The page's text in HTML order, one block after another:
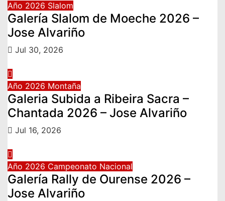
Año 2026 Slalom
Galería Slalom de Moeche 2026 –
Jose Alvariño
Jul 30, 2026
Año 2026 Montaña
Galeria Subida a Ribeira Sacra –
Chantada 2026 – Jose Alvariño
Jul 16, 2026
Año 2026 Campeonato Nacional
Galería Rally de Ourense 2026 –
Jose Alvariño